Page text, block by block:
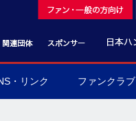
・リンク ファンクラブ